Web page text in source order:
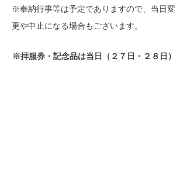
​※奉納行事等は予定でありますので、当日変
更や中止になる場合もございます。
※拝服券・記念品は当日（２７日・２８日）